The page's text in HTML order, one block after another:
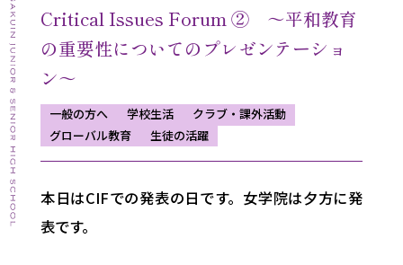
Critical Issues Forum ② ～平和教育
の重要性についてのプレゼンテーショ
ン～
一般の方へ 学校生活
クラブ・課外活動
グローバル教育
生徒の活躍
本日はCIFでの発表の日です。女学院は夕方に発
表です。